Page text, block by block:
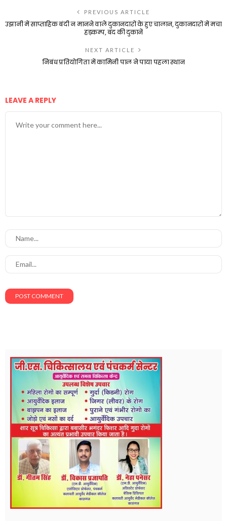
PREVIOUS ARTICLE
उझानी में साप्ताहिक बंदी न मानने वाले दुकानदारों के हुए चालान, दुकानदारों में मचा
हड़कम्प, बंद की दुकानें
NEXT ARTICLE
निबंध प्रतियोगिता में कामिनी पाल ने पाया पहला स्थान
LEAVE A REPLY